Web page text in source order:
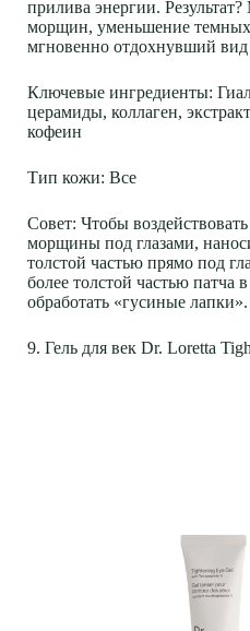
прилива энергии.
морщин, уменьшение
мгновенно отдохнувший вид
Ключевые ингредиенты:
церамиды, коллаген,
кофеин
Тип кожи: Все
Совет: Чтобы
морщины под глазами,
толстой частью прямо под
более толстой частью патча
обработать «гусиные лапки».
9. Гель для век Dr. Loretta